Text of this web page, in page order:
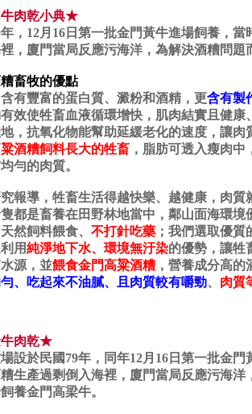
肉乾小典★
年，12月16日第一批金門黃牛進場飼養，
，廈門當局反應污海洋，為解決酒糟問題
畜牧的優點
有豐富的蛋白質、澱粉和酒精，更含有製
效使牲畜血液循環增快，肌肉結實且健康
，抗氧化物能幫助延緩老化的速度，讓肉
酒糟飼料長大的牲畜 ，脂肪可透入瘦肉
勻的肉質。
報導，牲畜生活得越快樂、越健康，肉質
都是畜養在田野林地當中，鄰山面海環境
然飼料餵食、 不打針吃藥 ；我們選取優
用純淨地下水、環境無汙染的優勢，讓牲
源，並餵食金門高粱酒糟 ，營養成分高的
、吃起來不油膩、且肉質較有嚼勁、 肉質
肉乾★
場設於民國79年，同年12月16日第一批金
生產過剩倒入海裡，廈門當局反應污海洋
養金門高梁牛。